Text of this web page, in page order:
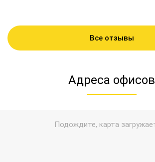
Все отзывы
Адреса офисов